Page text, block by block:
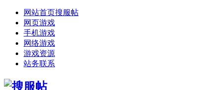
网站首页搜服帖
网页游戏
手机游戏
网络游戏
游戏资源
站务联系